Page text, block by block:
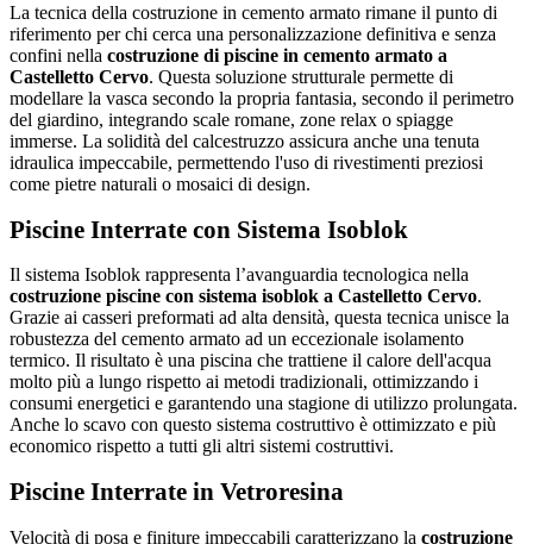
La tecnica della costruzione in cemento armato rimane il punto di
riferimento per chi cerca una personalizzazione definitiva e senza
confini nella costruzione di piscine in cemento armato a
Castelletto Cervo. Questa soluzione strutturale permette di
modellare la vasca secondo la propria fantasia, secondo il perimetro
del giardino, integrando scale romane, zone relax o spiagge
immerse. La solidità del calcestruzzo assicura anche una tenuta
idraulica impeccabile, permettendo l'uso di rivestimenti preziosi
come pietre naturali o mosaici di design.
Piscine Interrate con Sistema Isoblok
Il sistema Isoblok rappresenta l’avanguardia tecnologica nella
costruzione piscine con sistema isoblok a Castelletto Cervo.
Grazie ai casseri preformati ad alta densità, questa tecnica unisce la
robustezza del cemento armato ad un eccezionale isolamento
termico. Il risultato è una piscina che trattiene il calore dell'acqua
molto più a lungo rispetto ai metodi tradizionali, ottimizzando i
consumi energetici e garantendo una stagione di utilizzo prolungata.
Anche lo scavo con questo sistema costruttivo è ottimizzato e più
economico rispetto a tutti gli altri sistemi costruttivi.
Piscine Interrate in Vetroresina
Velocità di posa e finiture impeccabili caratterizzano la costruzione